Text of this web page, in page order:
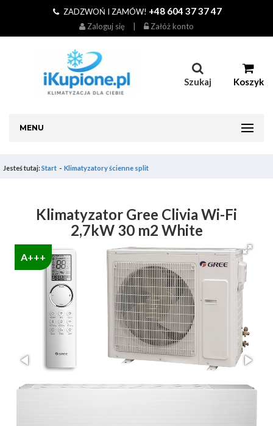
ZADZWOŃ I ZAMÓW! +48 604 37 37 47
Zaloguj się Załóż konto
Szukaj Koszyk
MENU
Jesteś tutaj:Start Klimatyzatory ścienne split
Klimatyzator Gree Clivia Wi-Fi
2,7kW 30 m2 White
A+++